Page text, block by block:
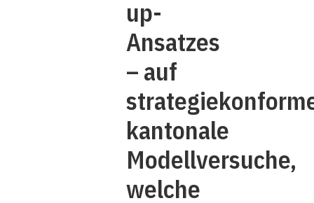
up-
Ansatzes
– auf
kantonale
Modellversuche,
welche